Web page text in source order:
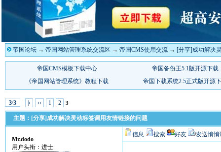
帝国论坛 → 帝国网站管理系统交流区 → 帝国CMS使用交流 → [分享]成功解决
3/3 |‹ ‹‹ 1 2 3
主题：[分享]成功解决灵动标签调用友情链接的问题
Mr.dodo
用户头衔：进士
信息 搜索 好友 发送悄悄